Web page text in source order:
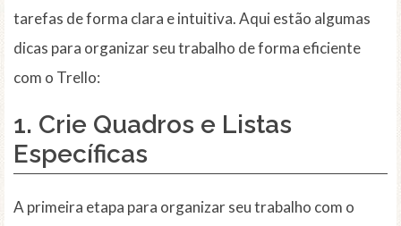
tarefas de forma clara e intuitiva. Aqui estão algumas
dicas para organizar seu trabalho de forma eficiente
com o Trello:
1. Crie Quadros e Listas
Específicas
A primeira etapa para organizar seu trabalho com o